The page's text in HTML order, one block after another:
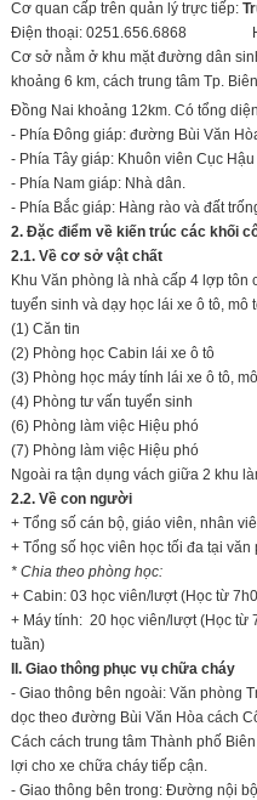
Cơ quan cấp trên quản lý trực tiếp:
Điện thoại: 0251.656.6868
Cơ sở nằm ở khu mặt đường dân
khoảng 6 km, cách trung tâm Tp.
Đồng Nai khoảng 12km. Có tổng
- Phía Đông giáp: đường Bùi Văn
- Phía Tây giáp: Khuôn viên Cục
- Phía Nam giáp: Nhà dân.
- Phía Bắc giáp: Hàng rào và đất
2. Đặc điểm về kiến trúc các khối
2.1. Về cơ sở vật chất
Khu Văn phòng là nhà cấp 4 lợp tôn
tuyển sinh và dạy học lái xe ô tô, mô
(1) Căn tin
(2) Phòng học Cabin lái xe ô tô
(3) Phòng học máy tính lái xe ô tô,
(4) Phòng tư vấn tuyển sinh
(6) Phòng làm việc Hiệu phó
(7) Phòng làm việc Hiệu phó
Ngoài ra tận dụng vách giữa 2 khu
2.2. Về con người
+ Tổng số cán bộ, giáo viên, nhân
+ Tổng số học viên học tối đa tại văn
* Chia theo phòng học:
+ Cabin: 03 học viên/lượt (Học từ
+ Máy tính: 20 học viên/lượt (Học từ
tuần)
II. Giao thông phục vụ chữa cháy
- Giao thông bên ngoài: Văn phòng
dọc theo đường Bùi Văn Hòa cách
Cách cách trung tâm Thành phố
lợi cho xe chữa cháy tiếp cận.
- Giao thông bên trong: Đường nội